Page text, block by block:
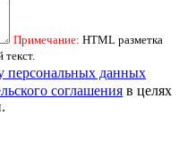
Примечание: HTML разметка
персональных данных
соглашения в целях